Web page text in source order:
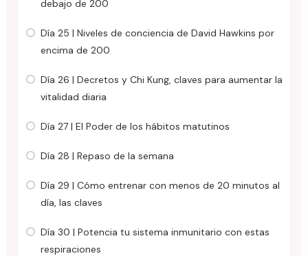
debajo de 200
Día 25 | Niveles de conciencia de David Hawkins por
encima de 200
Día 26 | Decretos y Chi Kung, claves para aumentar la
vitalidad diaria
Día 27 | El Poder de los hábitos matutinos
Día 28 | Repaso de la semana
Día 29 | Cómo entrenar con menos de 20 minutos al
día, las claves
Día 30 | Potencia tu sistema inmunitario con estas
respiraciones